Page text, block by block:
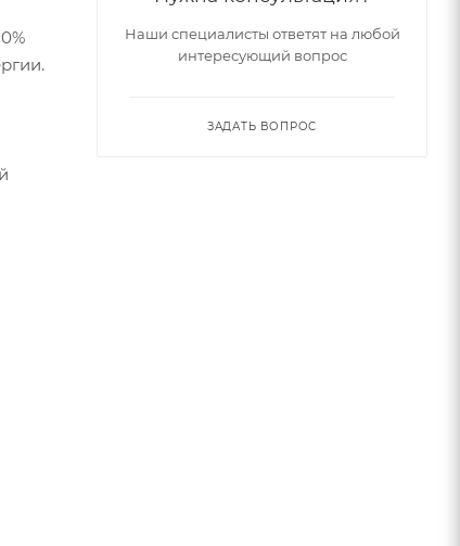
Наши специалисты ответят на любой
интересующий вопрос
ЗАДАТЬ ВОПРОС